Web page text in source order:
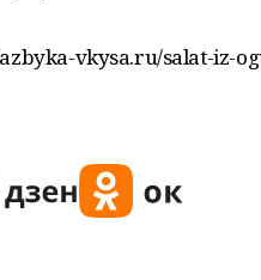
vkysa.ru/salat-iz-